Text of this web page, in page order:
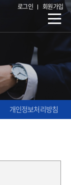
로그인 회원가입
개인정보처리방침